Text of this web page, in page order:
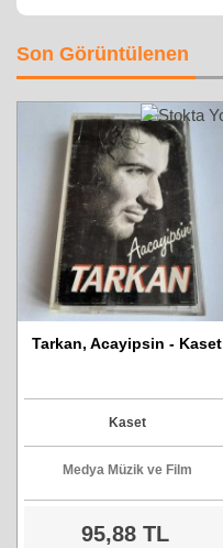
Son Görüntülenen
Tarkan, Acayipsin - Kaset
Kaset
Medya Müzik ve Film
95,88 TL